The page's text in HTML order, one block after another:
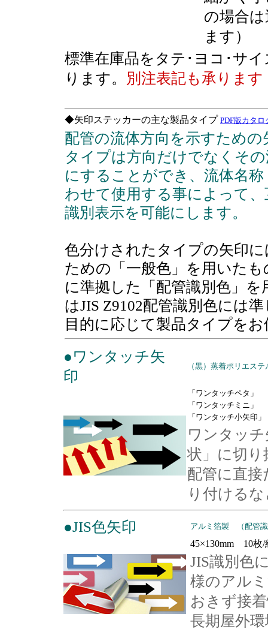
の場合
ます）
標準在庫品をタテ･ヨコ･サ
ります。
別注表記も承ります
◆矢印ステッカーの主な製品タイプ PDF版カタロ
配管の流体方向を示すため
タイプは方向だけでなくそ
にすることができ、流体名
わせて使用する事によって
識別表示を可能にします。
色分けされたタイプの矢印
ための「一般色」を用いた
に準拠した「配管識別色」
はJIS Z9102配管識別色には
目的に応じて製品タイプを
●ワンタッチ矢
印
（黒）蒸着ポリエス
「ワンタッチペタ」
「ワンタッチミニ」
「ワンタッチ小矢印」
ワンタッ
状」に切
配管に直
り付ける
●JIS色矢印 アルミ箔製 （配管
45×130mm 10枚/
JIS識別色
様のアル
おきず接
長期屋外